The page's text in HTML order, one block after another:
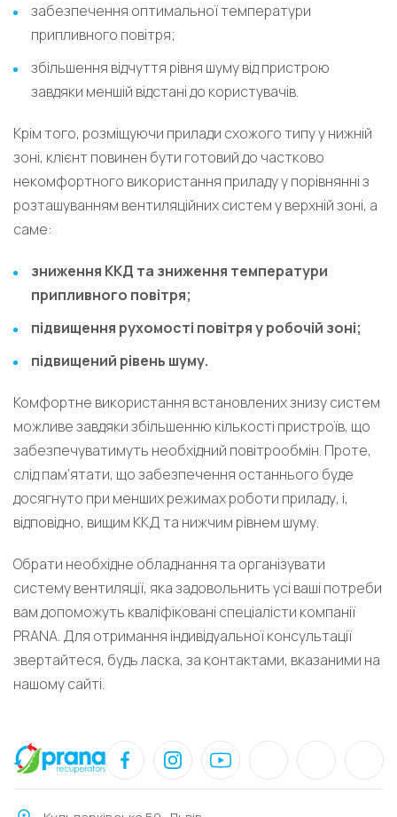
забезпечення оптимальної температури
припливного повітря;
збільшення відчуття рівня шуму від пристрою
завдяки меншій відстані до користувачів.
Крім того, розміщуючи прилади схожого типу у нижній
зоні, клієнт повинен бути готовий до частково
некомфортного використання приладу у порівнянні з
розташуванням вентиляційних систем у верхній зоні, а
саме:
зниження ККД та зниження температури
припливного повітря;
підвищення рухомості повітря у робочій зоні;
підвищений рівень шуму.
Комфортне використання встановлених знизу систем
можливе завдяки збільшенню кількості пристроїв, що
забезпечуватимуть необхідний повітрообмін. Проте,
слід пам’ятати, що забезпечення останнього буде
досягнуто при менших режимах роботи приладу, і,
відповідно, вищим ККД та нижчим рівнем шуму.
Обрати необхідне обладнання та організувати
систему вентиляції, яка задовольнить усі ваші потреби
вам допоможуть кваліфіковані спеціалісти компанії
PRANA. Для отримання індивідуальної консультації
звертайтеся, будь ласка, за контактами, вказаними на
нашому сайті.